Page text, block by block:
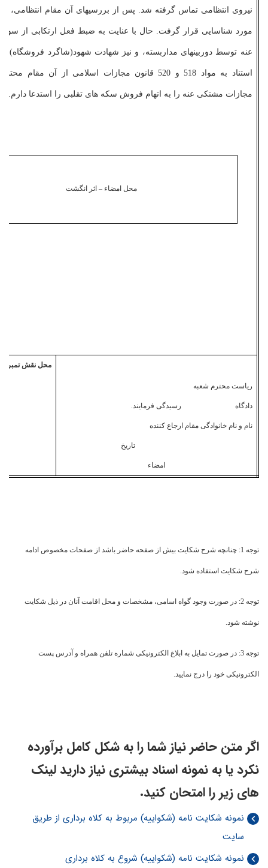
نیروی انتظامی تماس گرفته شد. پس از بررسی­های آن مقام انتظامی،
عنه توسط دوربین­های مداربسته، و نیز شهادت شهود(شاگرد فروشگاه) و
استناد به مواد 518 و 520 قانون مجازات اسلامی از آن مقام
مجازات مشتکی­ عنه را به اتهام فروش سکه ­های تقلبی را استدعا دارم.
محل امضاء – اثر انگشت
ریاست محترم شعبه
دادگاه رسیدگی فرمایند.
نام و نام خانوادگی مقام ارجاع کننده
تاریخ
امضاء
محل نقش تمبر
توجه 1: چنانچه شرح شکایت بیش از صفحه حاضر باشد از صفحات مخصوص ادامه
شرح شکایت استفاده شود.
توجه 2: در صورت وجود گواه اسامی، مشخصات و محل اقامت آنان در ذیل شکایت
نوشته شود.
توجه 3: در صورت تمایل به ابلاغ الکترونیکی شماره تلفن همراه و آدرس پست
الکترونیکی خود را درج نمایید.
اگر متن حاضر نیاز شما را به شکل کامل برآورده
نکرد یا به نمونه اسناد بیشتری نیاز دارید لینک
های زیر را امتحان کنید.
نمونه شکایت نامه (شکواییه) مربوط به کلاه برداری از طریق
سایت
نمونه شکایت نامه (شکواییه) شروع به کلاه برداری